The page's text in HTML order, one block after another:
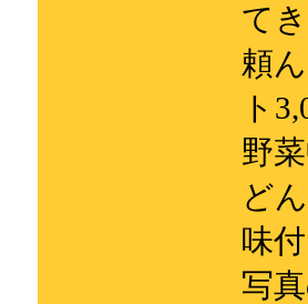
て
頼
ト
野
ど
味
写